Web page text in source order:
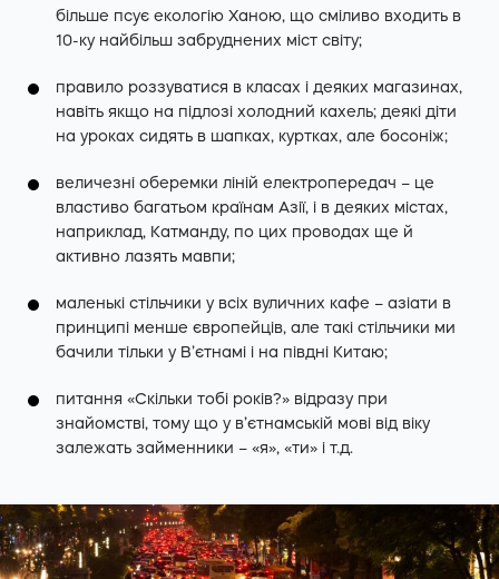
більше псує екологію Ханою, що сміливо входить в
10-ку найбільш забруднених міст світу;
правило роззуватися в класах і деяких магазинах,
навіть якщо на підлозі холодний кахель; деякі діти
на уроках сидять в шапках, куртках, але босоніж;
величезні оберемки ліній електропередач – це
властиво багатьом країнам Азії, і в деяких містах,
наприклад, Катманду, по цих проводах ще й
активно лазять мавпи;
маленькі стільчики у всіх вуличних кафе – азіати в
принципі менше європейців, але такі стільчики ми
бачили тільки у В’єтнамі і на півдні Китаю;
питання «Скільки тобі років?» відразу при
знайомстві, тому що у в’єтнамській мові від віку
залежать займенники – «я», «ти» і т.д.